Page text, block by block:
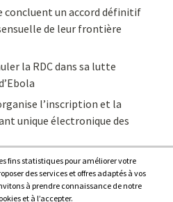
concluent un accord définitif
de leur frontière
la RDC dans sa lutte
l’inscription et la
unique électronique des
fins statistiques pour améliorer votre
des services et offres adaptés à vos
à prendre connaissance de notre
et à l’accepter.